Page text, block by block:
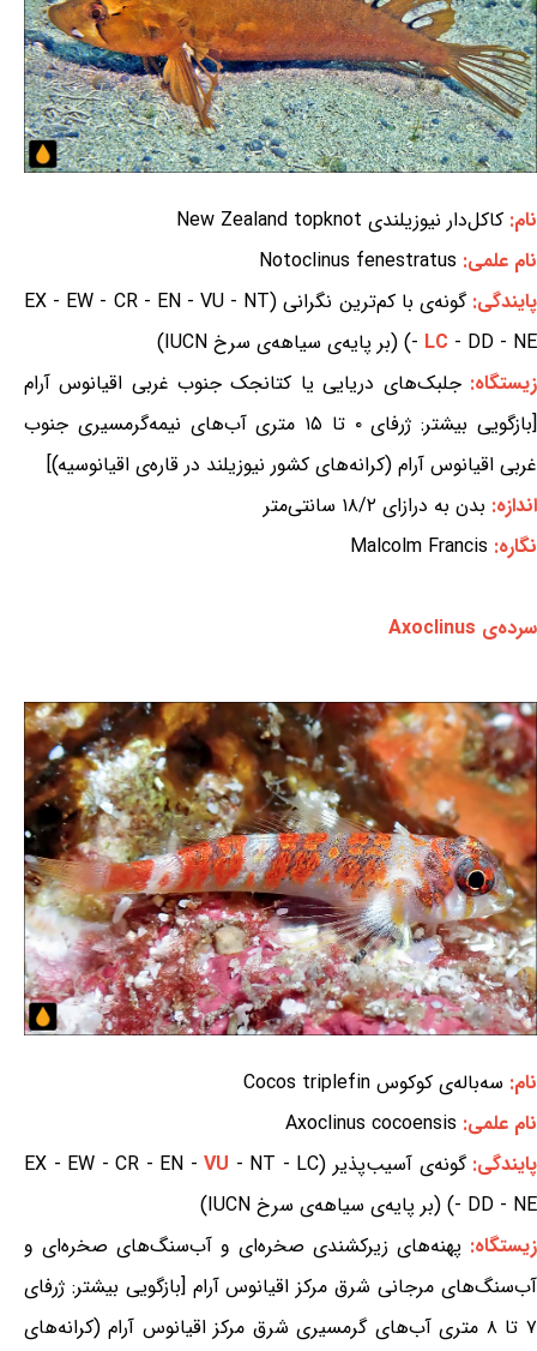
نام: کاکل‌دار نیوزیلندی New Zealand topknot
نام علمی: Notoclinus fenestratus
پایندگی:
گونه‌ی با کم‌ترین نگرانی (EX - EW - CR - EN - VU - NT
- LC - DD - NE) (بر پایه‌ی سیاهه‌ی سرخ IUCN)
زیستگاه:جلبک‌های دریایی یا کتانجک جنوب غربی اقیانوس آرام
[بازگویی بیشتر: ژرفای ۰ تا ۱۵ متری آب‌های نیمه‌گرمسیری جنوب
غربی اقیانوس آرام (کرانه‌های کشور نیوزیلند در قاره‌ی اقیانوسیه)]
اندازه: بدن به درازای ۱۸/۲ سانتی‌متر
نگاره: Malcolm Francis
سرده‌ی Axoclinus
نام: سه‌باله‌ی کوکوس Cocos triplefin
نام علمی: Axoclinus cocoensis
پایندگی:گونه‌ی آسیب‌پذیر (EX - EW - CR - EN - VU - NT - LC
- DD - NE) (بر پایه‌ی سیاهه‌ی سرخ IUCN)
زیستگاه: پهنه‌های زیرکشندی صخره‌ای و آب‌سنگ‌های صخره‌ای و
آب‌سنگ‌های مرجانی شرق مرکز اقیانوس آرام [بازگویی بیشتر: ژرفای
۷ تا ۸ متری آب‌های گرمسیری شرق مرکز اقیانوس آرام (کرانه‌های